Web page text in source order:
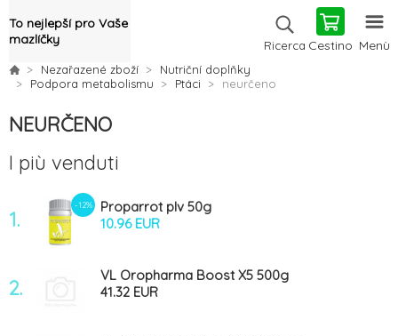
To nejlepší pro Vaše
mazlíčky
Ricerca Cestino Menù
Nezařazené zboží
Nutriční doplňky
Podpora metabolismu
Ptáci neurčeno
NEURČENO
I più venduti
1.
-12%
Proparrot plv 50g
10.96 EUR
2.
VL Oropharma Boost X5 500g
41.32 EUR